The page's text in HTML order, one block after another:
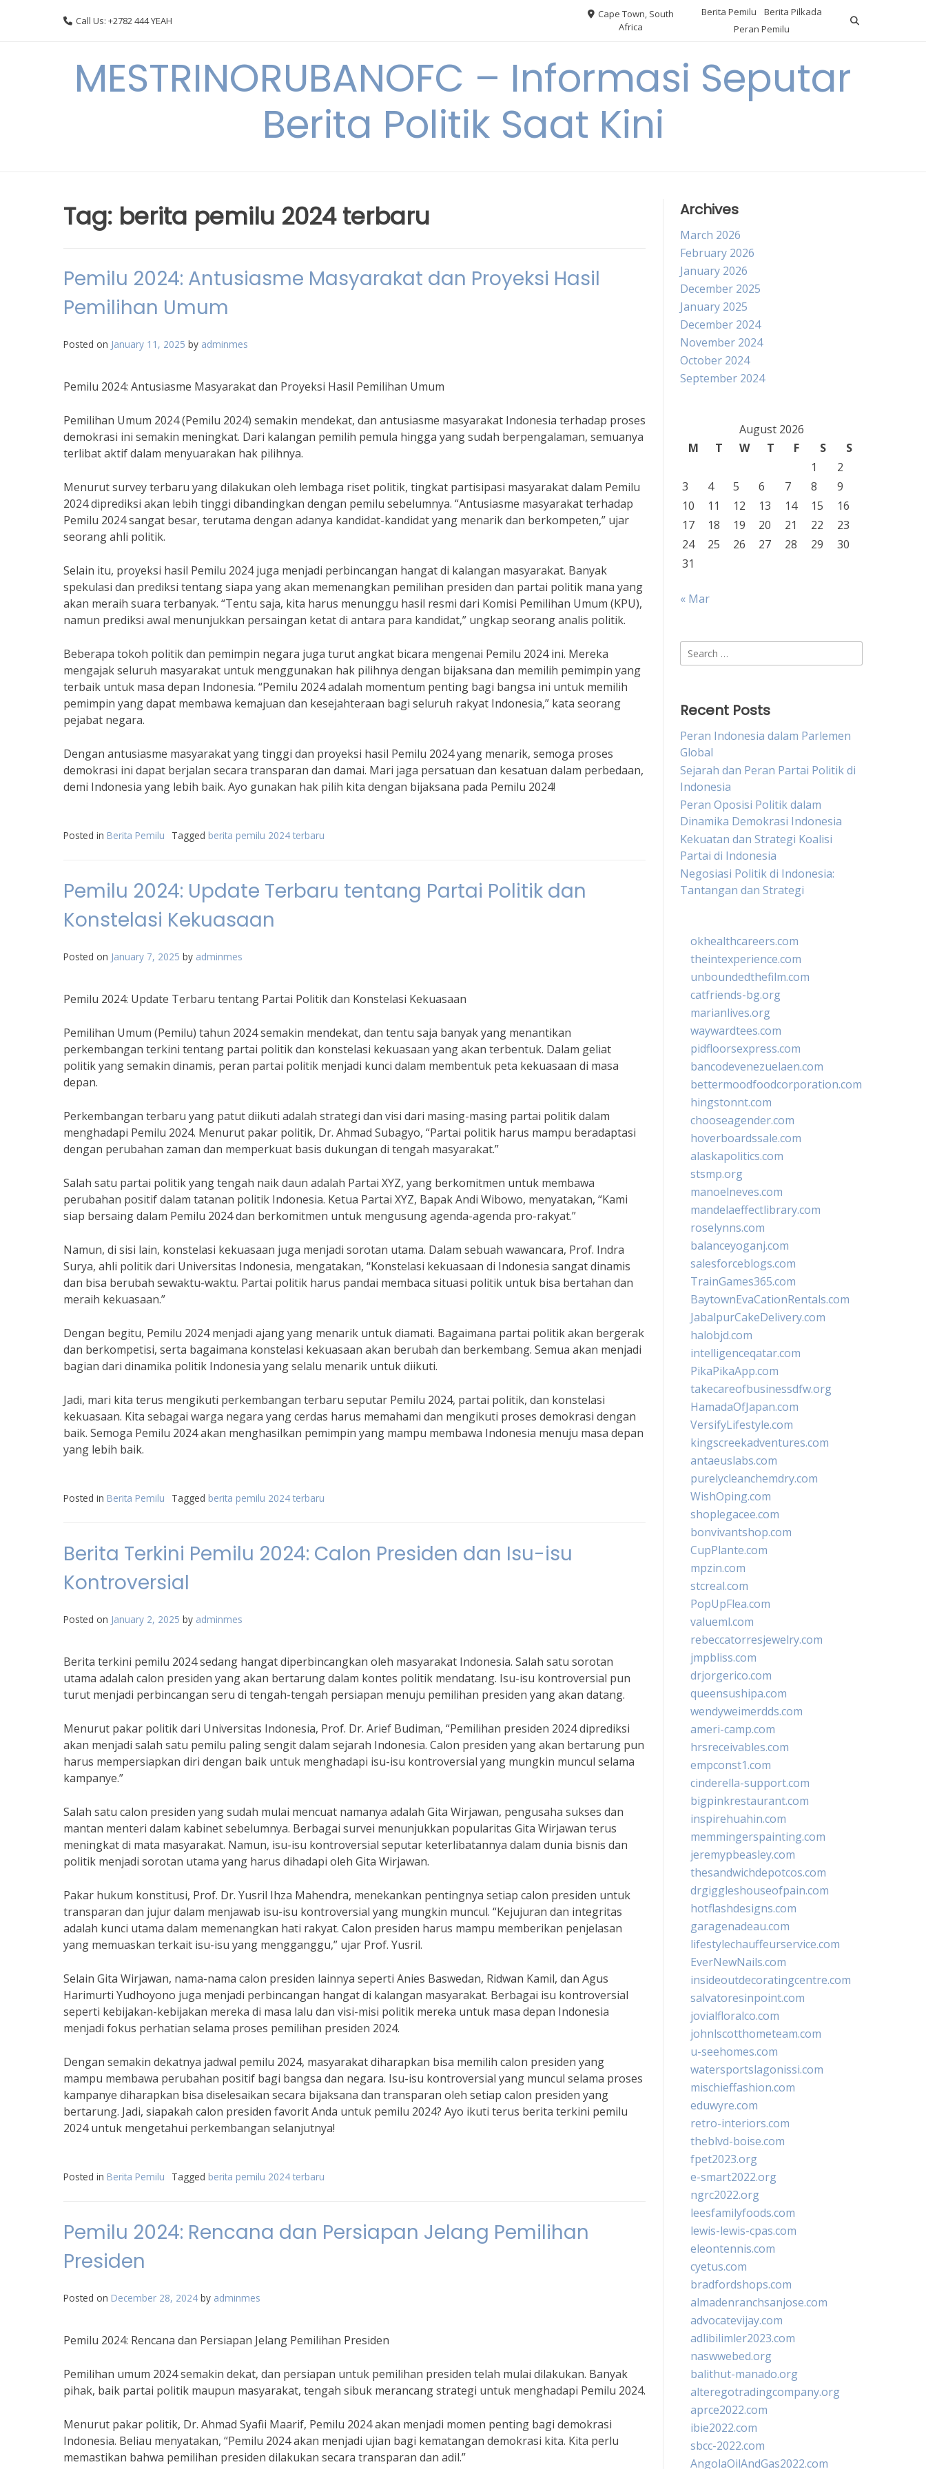
Call Us: +2782 444 YEAH
Cape Town, South
Africa
Berita Pemilu
Berita Pilkada
Peran Pemilu
MESTRINORUBANOFC – Informasi Seputar
Berita Politik Saat Kini
Tag: berita pemilu 2024 terbaru
Pemilu 2024: Antusiasme Masyarakat dan Proyeksi Hasil
Pemilihan Umum
Posted on January 11, 2025 by adminmes
Pemilu 2024: Antusiasme Masyarakat dan Proyeksi Hasil Pemilihan Umum
Pemilihan Umum 2024 (Pemilu 2024) semakin mendekat, dan antusiasme masyarakat Indonesia terhadap proses
demokrasi ini semakin meningkat. Dari kalangan pemilih pemula hingga yang sudah berpengalaman, semuanya
terlibat aktif dalam menyuarakan hak pilihnya.
Menurut survey terbaru yang dilakukan oleh lembaga riset politik, tingkat partisipasi masyarakat dalam Pemilu
2024 diprediksi akan lebih tinggi dibandingkan dengan pemilu sebelumnya. “Antusiasme masyarakat terhadap
Pemilu 2024 sangat besar, terutama dengan adanya kandidat-kandidat yang menarik dan berkompeten,” ujar
seorang ahli politik.
Selain itu, proyeksi hasil Pemilu 2024 juga menjadi perbincangan hangat di kalangan masyarakat. Banyak
spekulasi dan prediksi tentang siapa yang akan memenangkan pemilihan presiden dan partai politik mana yang
akan meraih suara terbanyak. “Tentu saja, kita harus menunggu hasil resmi dari Komisi Pemilihan Umum (KPU),
namun prediksi awal menunjukkan persaingan ketat di antara para kandidat,” ungkap seorang analis politik.
Beberapa tokoh politik dan pemimpin negara juga turut angkat bicara mengenai Pemilu 2024 ini. Mereka
mengajak seluruh masyarakat untuk menggunakan hak pilihnya dengan bijaksana dan memilih pemimpin yang
terbaik untuk masa depan Indonesia. “Pemilu 2024 adalah momentum penting bagi bangsa ini untuk memilih
pemimpin yang dapat membawa kemajuan dan kesejahteraan bagi seluruh rakyat Indonesia,” kata seorang
pejabat negara.
Dengan antusiasme masyarakat yang tinggi dan proyeksi hasil Pemilu 2024 yang menarik, semoga proses
demokrasi ini dapat berjalan secara transparan dan damai. Mari jaga persatuan dan kesatuan dalam perbedaan,
demi Indonesia yang lebih baik. Ayo gunakan hak pilih kita dengan bijaksana pada Pemilu 2024!
Posted in Berita Pemilu Tagged berita pemilu 2024 terbaru
Pemilu 2024: Update Terbaru tentang Partai Politik dan
Konstelasi Kekuasaan
Posted on January 7, 2025 by adminmes
Pemilu 2024: Update Terbaru tentang Partai Politik dan Konstelasi Kekuasaan
Pemilihan Umum (Pemilu) tahun 2024 semakin mendekat, dan tentu saja banyak yang menantikan
perkembangan terkini tentang partai politik dan konstelasi kekuasaan yang akan terbentuk. Dalam geliat
politik yang semakin dinamis, peran partai politik menjadi kunci dalam membentuk peta kekuasaan di masa
depan.
Perkembangan terbaru yang patut diikuti adalah strategi dan visi dari masing-masing partai politik dalam
menghadapi Pemilu 2024. Menurut pakar politik, Dr. Ahmad Subagyo, “Partai politik harus mampu beradaptasi
dengan perubahan zaman dan memperkuat basis dukungan di tengah masyarakat.”
Salah satu partai politik yang tengah naik daun adalah Partai XYZ, yang berkomitmen untuk membawa
perubahan positif dalam tatanan politik Indonesia. Ketua Partai XYZ, Bapak Andi Wibowo, menyatakan, “Kami
siap bersaing dalam Pemilu 2024 dan berkomitmen untuk mengusung agenda-agenda pro-rakyat.”
Namun, di sisi lain, konstelasi kekuasaan juga menjadi sorotan utama. Dalam sebuah wawancara, Prof. Indra
Surya, ahli politik dari Universitas Indonesia, mengatakan, “Konstelasi kekuasaan di Indonesia sangat dinamis
dan bisa berubah sewaktu-waktu. Partai politik harus pandai membaca situasi politik untuk bisa bertahan dan
meraih kekuasaan.”
Dengan begitu, Pemilu 2024 menjadi ajang yang menarik untuk diamati. Bagaimana partai politik akan bergerak
dan berkompetisi, serta bagaimana konstelasi kekuasaan akan berubah dan berkembang. Semua akan menjadi
bagian dari dinamika politik Indonesia yang selalu menarik untuk diikuti.
Jadi, mari kita terus mengikuti perkembangan terbaru seputar Pemilu 2024, partai politik, dan konstelasi
kekuasaan. Kita sebagai warga negara yang cerdas harus memahami dan mengikuti proses demokrasi dengan
baik. Semoga Pemilu 2024 akan menghasilkan pemimpin yang mampu membawa Indonesia menuju masa depan
yang lebih baik.
Posted in Berita Pemilu Tagged berita pemilu 2024 terbaru
Berita Terkini Pemilu 2024: Calon Presiden dan Isu-isu
Kontroversial
Posted on January 2, 2025 by adminmes
Berita terkini pemilu 2024 sedang hangat diperbincangkan oleh masyarakat Indonesia. Salah satu sorotan
utama adalah calon presiden yang akan bertarung dalam kontes politik mendatang. Isu-isu kontroversial pun
turut menjadi perbincangan seru di tengah-tengah persiapan menuju pemilihan presiden yang akan datang.
Menurut pakar politik dari Universitas Indonesia, Prof. Dr. Arief Budiman, “Pemilihan presiden 2024 diprediksi
akan menjadi salah satu pemilu paling sengit dalam sejarah Indonesia. Calon presiden yang akan bertarung pun
harus mempersiapkan diri dengan baik untuk menghadapi isu-isu kontroversial yang mungkin muncul selama
kampanye.”
Salah satu calon presiden yang sudah mulai mencuat namanya adalah Gita Wirjawan, pengusaha sukses dan
mantan menteri dalam kabinet sebelumnya. Berbagai survei menunjukkan popularitas Gita Wirjawan terus
meningkat di mata masyarakat. Namun, isu-isu kontroversial seputar keterlibatannya dalam dunia bisnis dan
politik menjadi sorotan utama yang harus dihadapi oleh Gita Wirjawan.
Pakar hukum konstitusi, Prof. Dr. Yusril Ihza Mahendra, menekankan pentingnya setiap calon presiden untuk
transparan dan jujur dalam menjawab isu-isu kontroversial yang mungkin muncul. “Kejujuran dan integritas
adalah kunci utama dalam memenangkan hati rakyat. Calon presiden harus mampu memberikan penjelasan
yang memuaskan terkait isu-isu yang mengganggu,” ujar Prof. Yusril.
Selain Gita Wirjawan, nama-nama calon presiden lainnya seperti Anies Baswedan, Ridwan Kamil, dan Agus
Harimurti Yudhoyono juga menjadi perbincangan hangat di kalangan masyarakat. Berbagai isu kontroversial
seperti kebijakan-kebijakan mereka di masa lalu dan visi-misi politik mereka untuk masa depan Indonesia
menjadi fokus perhatian selama proses pemilihan presiden 2024.
Dengan semakin dekatnya jadwal pemilu 2024, masyarakat diharapkan bisa memilih calon presiden yang
mampu membawa perubahan positif bagi bangsa dan negara. Isu-isu kontroversial yang muncul selama proses
kampanye diharapkan bisa diselesaikan secara bijaksana dan transparan oleh setiap calon presiden yang
bertarung. Jadi, siapakah calon presiden favorit Anda untuk pemilu 2024? Ayo ikuti terus berita terkini pemilu
2024 untuk mengetahui perkembangan selanjutnya!
Posted in Berita Pemilu Tagged berita pemilu 2024 terbaru
Pemilu 2024: Rencana dan Persiapan Jelang Pemilihan
Presiden
Posted on December 28, 2024 by adminmes
Pemilu 2024: Rencana dan Persiapan Jelang Pemilihan Presiden
Pemilihan umum 2024 semakin dekat, dan persiapan untuk pemilihan presiden telah mulai dilakukan. Banyak
pihak, baik partai politik maupun masyarakat, tengah sibuk merancang strategi untuk menghadapi Pemilu 2024.
Menurut pakar politik, Dr. Ahmad Syafii Maarif, Pemilu 2024 akan menjadi momen penting bagi demokrasi
Indonesia. Beliau menyatakan, “Pemilu 2024 akan menjadi ujian bagi kematangan demokrasi kita. Kita perlu
memastikan bahwa pemilihan presiden dilakukan secara transparan dan adil.”
Archives
March 2026
February 2026
January 2026
December 2025
January 2025
December 2024
November 2024
October 2024
September 2024
August 2026
M
T W T F S
S
1
2
3
4 5 6 7 8
9
10
11 12 13 14 15
16
17
18 19 20 21 22
23
24
25 26 27 28 29
30
31
« Mar
Search
for:
Recent Posts
Peran Indonesia dalam Parlemen
Global
Sejarah dan Peran Partai Politik di
Indonesia
Peran Oposisi Politik dalam
Dinamika Demokrasi Indonesia
Kekuatan dan Strategi Koalisi
Partai di Indonesia
Negosiasi Politik di Indonesia:
Tantangan dan Strategi
okhealthcareers.com
theintexperience.com
unboundedthefilm.com
catfriends-bg.org
marianlives.org
waywardtees.com
pidfloorsexpress.com
bancodevenezuelaen.com
bettermoodfoodcorporation.com
hingstonnt.com
chooseagender.com
hoverboardssale.com
alaskapolitics.com
stsmp.org
manoelneves.com
mandelaeffectlibrary.com
roselynns.com
balanceyoganj.com
salesforceblogs.com
TrainGames365.com
BaytownEvaCationRentals.com
JabalpurCakeDelivery.com
halobjd.com
intelligenceqatar.com
PikaPikaApp.com
takecareofbusinessdfw.org
HamadaOfJapan.com
VersifyLifestyle.com
kingscreekadventures.com
antaeuslabs.com
purelycleanchemdry.com
WishOping.com
shoplegacee.com
bonvivantshop.com
CupPlante.com
mpzin.com
stcreal.com
PopUpFlea.com
valueml.com
rebeccatorresjewelry.com
jmpbliss.com
drjorgerico.com
queensushipa.com
wendyweimerdds.com
ameri-camp.com
hrsreceivables.com
empconst1.com
cinderella-support.com
bigpinkrestaurant.com
inspirehuahin.com
memmingerspainting.com
jeremypbeasley.com
thesandwichdepotcos.com
drgiggleshouseofpain.com
hotflashdesigns.com
garagenadeau.com
lifestylechauffeurservice.com
EverNewNails.com
insideoutdecoratingcentre.com
salvatoresinpoint.com
jovialfloralco.com
johnlscotthometeam.com
u-seehomes.com
watersportslagonissi.com
mischieffashion.com
eduwyre.com
retro-interiors.com
theblvd-boise.com
fpet2023.org
e-smart2022.org
ngrc2022.org
leesfamilyfoods.com
lewis-lewis-cpas.com
eleontennis.com
cyetus.com
bradfordshops.com
almadenranchsanjose.com
advocatevijay.com
adlibilimler2023.com
naswwebed.org
balithut-manado.org
alteregotradingcompany.org
aprce2022.com
ibie2022.com
sbcc-2022.com
AngolaOilAndGas2022.com